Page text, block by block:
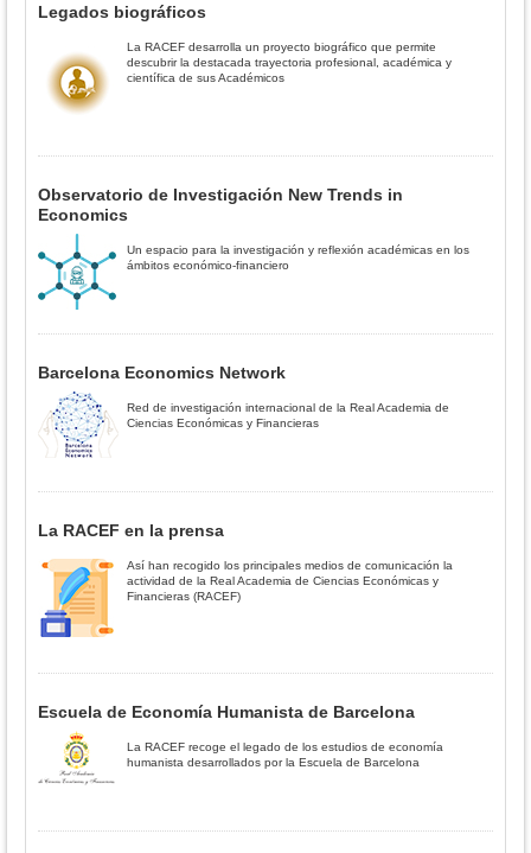
Legados biográficos
La RACEF desarrolla un proyecto biográfico que permite
descubrir la destacada trayectoria profesional, académica y
científica de sus Académicos
Observatorio de Investigación New Trends in
Economics
Un espacio para la investigación y reflexión académicas en los
ámbitos económico-financiero
Barcelona Economics Network
Red de investigación internacional de la Real Academia de
Ciencias Económicas y Financieras
La RACEF en la prensa
Así han recogido los principales medios de comunicación la
actividad de la Real Academia de Ciencias Económicas y
Financieras (RACEF)
Escuela de Economía Humanista de Barcelona
La RACEF recoge el legado de los estudios de economía
humanista desarrollados por la Escuela de Barcelona